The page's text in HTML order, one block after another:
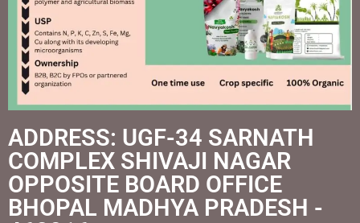
ADDRESS: UGF-34 SARNATH
COMPLEX SHIVAJI NAGAR
OPPOSITE BOARD OFFICE
BHOPAL MADHYA PRADESH -